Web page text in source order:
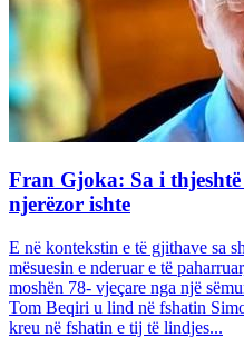
Fran Gjoka: Sa i
njerëzor ishte
E në kontekstin e të gjithave sa
mësuesin e nderuar e të
moshën 78- vjeçare nga një
Tom Beqiri u lind në fshatin
kreu në fshatin e tij të lindjes...